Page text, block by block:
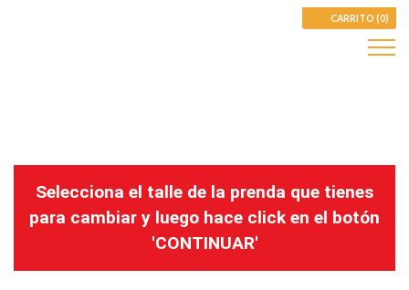
CARRITO (0)
Selecciona el talle de la prenda que tienes
para cambiar y luego hace click en el botón
'CONTINUAR'